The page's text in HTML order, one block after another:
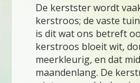
De kerstster wordt
kerstroos; de vaste
is dit wat ons betreft
kerstroos bloeit wit,
meerkleurig, en dat
maandenlang. De